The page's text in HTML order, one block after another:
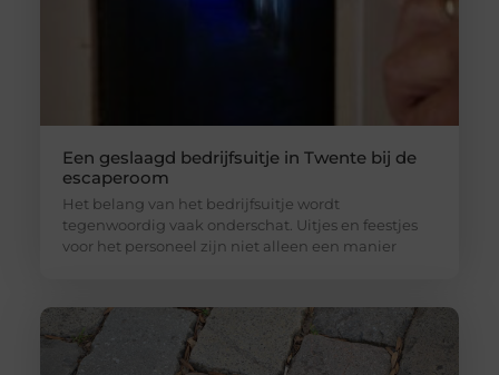
Een geslaagd bedrijfsuitje in Twente bij de
escaperoom
Het belang van het bedrijfsuitje wordt
tegenwoordig vaak onderschat. Uitjes en feestjes
voor het personeel zijn niet alleen een manier